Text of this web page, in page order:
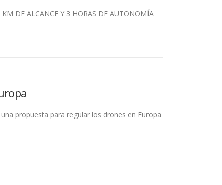
DE ALCANCE Y 3 HORAS DE AUTONOMÍA
propuesta para regular los drones en Europa